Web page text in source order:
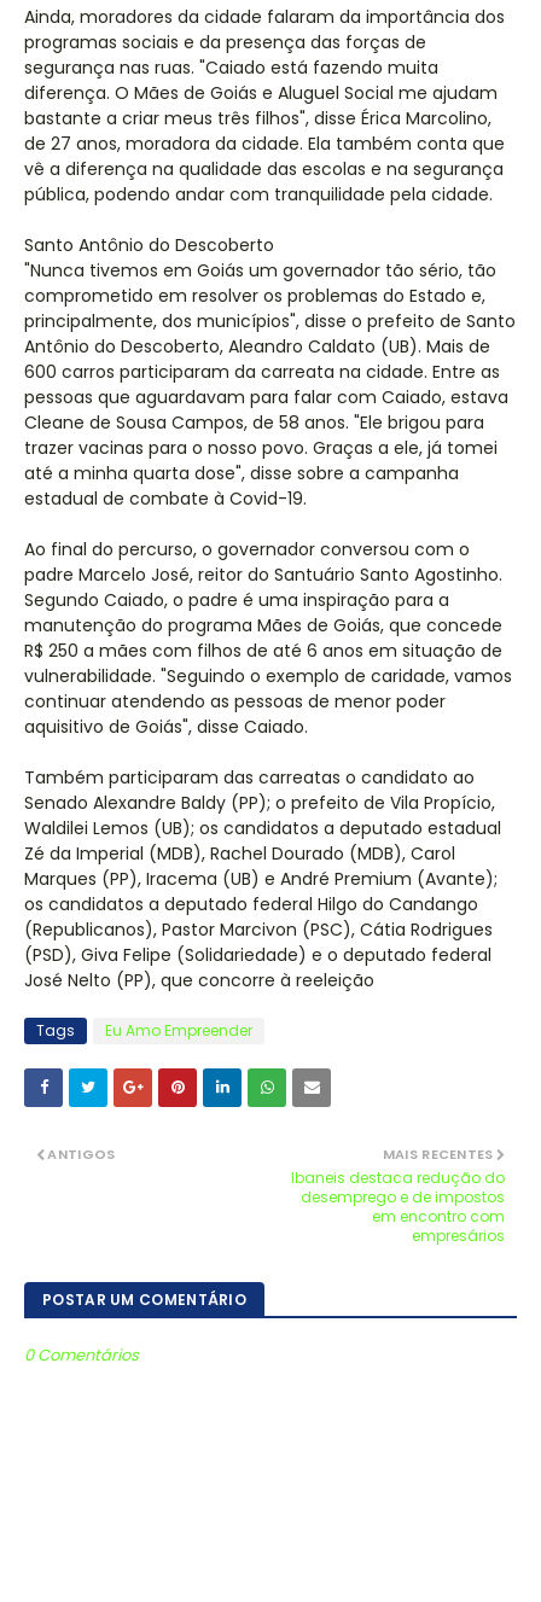
Ainda, moradores da cidade falaram da importância dos
programas sociais e da presença das forças de
segurança nas ruas. "Caiado está fazendo muita
diferença. O Mães de Goiás e Aluguel Social me ajudam
bastante a criar meus três filhos", disse Érica Marcolino,
de 27 anos, moradora da cidade. Ela também conta que
vê a diferença na qualidade das escolas e na segurança
pública, podendo andar com tranquilidade pela cidade.
Santo Antônio do Descoberto
"Nunca tivemos em Goiás um governador tão sério, tão
comprometido em resolver os problemas do Estado e,
principalmente, dos municípios", disse o prefeito de Santo
Antônio do Descoberto, Aleandro Caldato (UB). Mais de
600 carros participaram da carreata na cidade. Entre as
pessoas que aguardavam para falar com Caiado, estava
Cleane de Sousa Campos, de 58 anos. "Ele brigou para
trazer vacinas para o nosso povo. Graças a ele, já tomei
até a minha quarta dose", disse sobre a campanha
estadual de combate à Covid-19.
Ao final do percurso, o governador conversou com o
padre Marcelo José, reitor do Santuário Santo Agostinho.
Segundo Caiado, o padre é uma inspiração para a
manutenção do programa Mães de Goiás, que concede
R$ 250 a mães com filhos de até 6 anos em situação de
vulnerabilidade. "Seguindo o exemplo de caridade, vamos
continuar atendendo as pessoas de menor poder
aquisitivo de Goiás", disse Caiado.
Também participaram das carreatas o candidato ao
Senado Alexandre Baldy (PP); o prefeito de Vila Propício,
Waldilei Lemos (UB); os candidatos a deputado estadual
Zé da Imperial (MDB), Rachel Dourado (MDB), Carol
Marques (PP), Iracema (UB) e André Premium (Avante);
os candidatos a deputado federal Hilgo do Candango
(Republicanos), Pastor Marcivon (PSC), Cátia Rodrigues
(PSD), Giva Felipe (Solidariedade) e o deputado federal
José Nelto (PP), que concorre à reeleição
Tags Eu Amo Empreender
MAIS RECENTES
Ibaneis destaca redução do
desemprego e de impostos
em encontro com
empresários
ANTIGOS
POSTAR UM COMENTÁRIO
0 Comentários